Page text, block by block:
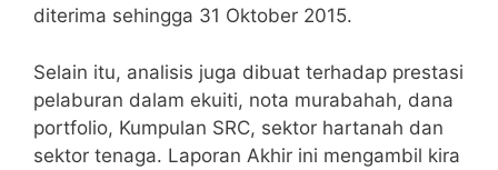
diterima sehingga 31 Oktober 2015.
Selain itu, analisis juga dibuat terhadap prestasi
pelaburan dalam ekuiti, nota murabahah, dana
portfolio, Kumpulan SRC, sektor hartanah dan
sektor tenaga. Laporan Akhir ini mengambil kira